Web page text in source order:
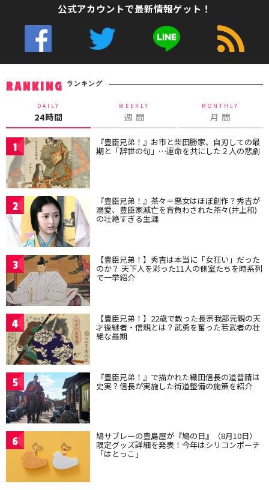
公式アカウントで最新情報ゲット！
RANKING ランキング
DAILY
24時間
WEEKLY
週 間
MONTHLY
月 間
1 『豊臣兄弟！』お市と柴田勝家、自刃しての最
期と「辞世の句」…運命を共にした２人の悲劇
2 『豊臣兄弟！』茶々＝悪女はほぼ創作？秀吉が
溺愛、豊臣家滅亡を背負わされた茶々(井上和)
の壮絶すぎる生涯
3 【豊臣兄弟！】秀吉は本当に「女狂い」だった
のか？ 天下人を彩った11人の側室たちを時系列
で一挙紹介
4 【豊臣兄弟！】22歳で散った長宗我部元親の天
才後継者・信親とは？武勇を奮った若武者の壮
絶な最期
5 『豊臣兄弟！』で描かれた織田信長の道普請は
史実？信長が実施した街道整備の施策を紹介
6 鳩サブレーの豊島屋が『鳩の日』（8月10日）
限定グッズ詳細を発表！今年はシリコンポーチ
「はとっこ」